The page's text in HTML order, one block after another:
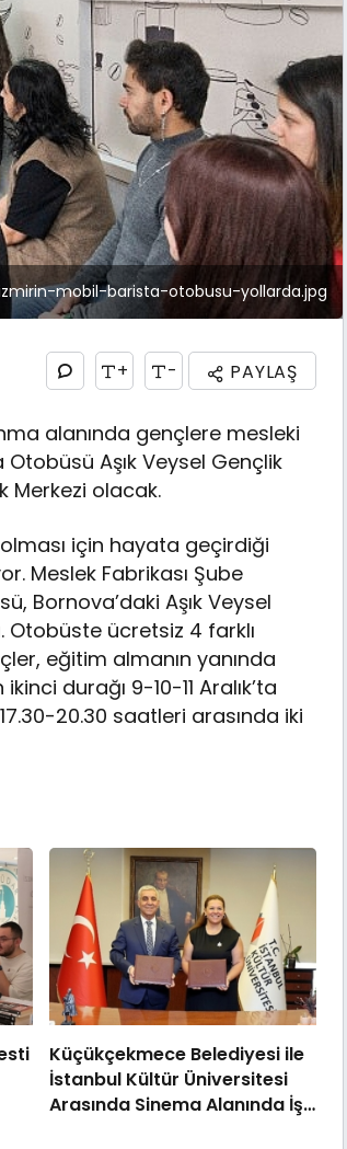
mobil-barista-otobusu-yollarda.jpg
+ - PAYLAŞ
alanında gençlere mesleki
Aşık Veysel Gençlik
Merkezi olacak.
için hayata geçirdiği
Meslek Fabrikası Şube
Bornova’daki Aşık Veysel
Otobüste ücretsiz 4 farklı
eğitim almanın yanında
durağı 9-10-11 Aralık’ta
20.30 saatleri arasında iki
Küçükçekmece Belediyesi ile
İstanbul Kültür Üniversitesi
Arasında Sinema Alanında İş